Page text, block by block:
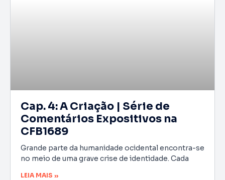
Cap. 4: A Criação | Série de
Comentários Expositivos na
CFB1689
Grande parte da humanidade ocidental encontra-se
no meio de uma grave crise de identidade. Cada
LEIA MAIS »